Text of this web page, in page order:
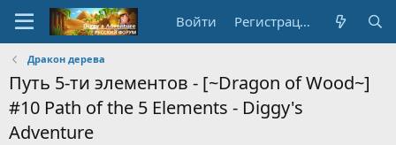
Войти Регистрация
Дракон дерева
Путь 5-ти элементов - [~Dragon of Wood~]
#10 Path of the 5 Elements - Diggy's
Adventure